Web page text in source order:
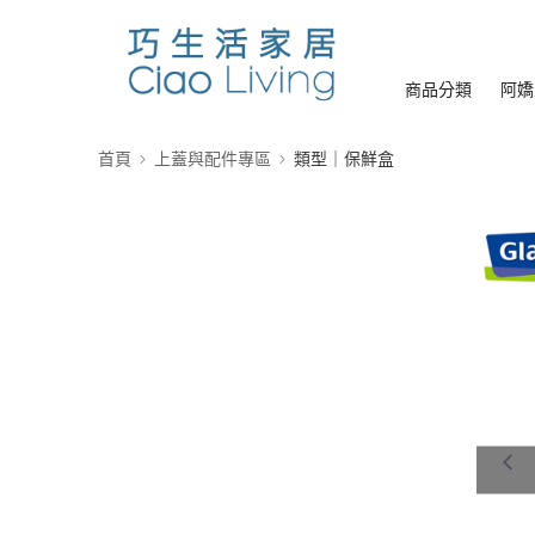
商品分類 阿
首頁 上蓋與配件專區 類型｜保鮮盒